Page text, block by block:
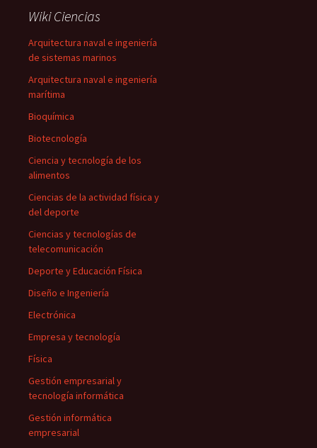
Wiki Ciencias
Arquitectura naval e ingeniería
de sistemas marinos
Arquitectura naval e ingeniería
marítima
Bioquímica
Biotecnología
Ciencia y tecnología de los
alimentos
Ciencias de la actividad física y
del deporte
Ciencias y tecnologías de
telecomunicación
Deporte y Educación Física
Diseño e Ingeniería
Electrónica
Empresa y tecnología
Física
Gestión empresarial y
tecnología informática
Gestión informática
empresarial